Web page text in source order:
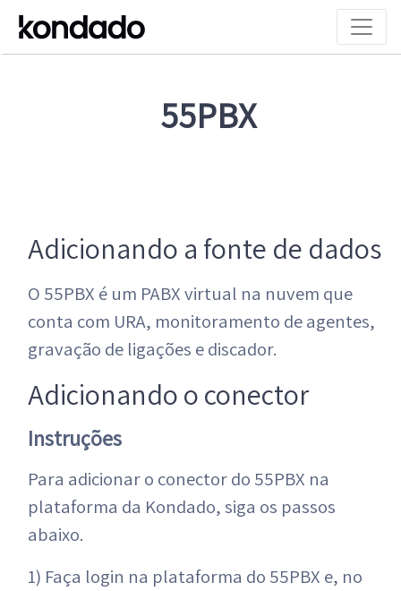
55PBX
Adicionando a fonte de dados
O 55PBX é um PABX virtual na nuvem que
conta com URA, monitoramento de agentes,
gravação de ligações e discador.
Adicionando o conector
Instruções
Para adicionar o conector do 55PBX na
plataforma da Kondado, siga os passos
abaixo.
1) Faça login na plataforma do 55PBX e, no